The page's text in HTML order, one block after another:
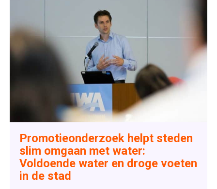
Promotieonderzoek helpt steden
slim omgaan met water:
Voldoende water en droge voeten
in de stad